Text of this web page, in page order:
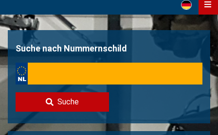
Home
Über uns
Kontakt
Volvo Verkaufen?
Nicht gefunden?
Suche nach Nummernschild
Suche